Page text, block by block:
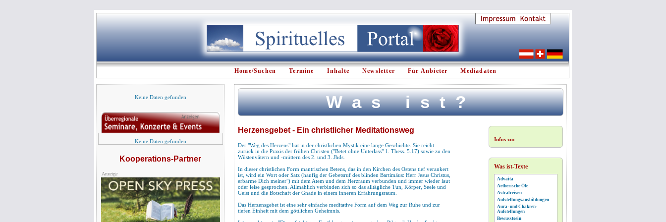
Home/Suchen Termine Inhalte Newsletter Für Anbieter Mediadaten
Keine Daten gefunden
Keine Daten gefunden
Kooperations-Partner
Anzeige
Was ist?
Herzensgebet - Ein christlicher Meditationsweg
Der "Weg des Herzens" hat in der christlichen Mystik eine lange Geschichte. Sie reicht
zurück in die Praxis der frühen Christen ("Betet ohne Unterlass" 1. Thess. 5.17) sowie zu den
Wüstenvätern und -müttern des 2. und 3. Jhds.
In dieser christlichen Form mantrischen Betens, das in den Kirchen des Ostens tief verankert
ist, wird ein Wort oder Satz (häufig der Gebetsruf des blinden Bartimäus: Herr Jesus Christus,
erbarme Dich meiner") mit dem Atem und dem Herzraum verbunden und immer wieder laut
oder leise gesprochen. Allmählich verbinden sich so das alltägliche Tun, Körper, Seele und
Geist und die Botschaft der Gnade in einem inneren Erfahrungsraum.
Das Herzensgebet ist eine sehr einfache meditative Form auf dem Weg zur Ruhe und zur
tiefen Einheit mit dem göttlichen Geheimnis.
Infos zu:
Was ist-Texte
Advaita
Aetherische Öle
Astralreisen
Aufstellungsausbildungen
Aura- und Chakren-
Aufstellungen
Bewusstsein